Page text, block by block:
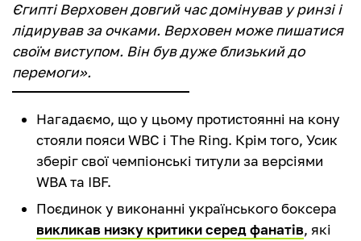
Єгипті Верховен довгий час домінував у ринзі і
лідирував за очками. Верховен може пишатися
своїм виступом. Він був дуже близький до
перемоги».
Нагадаємо, що у цьому протистоянні на кону
стояли пояси WBC і The Ring. Крім того, Усик
зберіг свої чемпіонські титули за версіями
WBA та IBF.
Поєдинок у виконанні українського боксера
викликав низку критики серед фанатів, які